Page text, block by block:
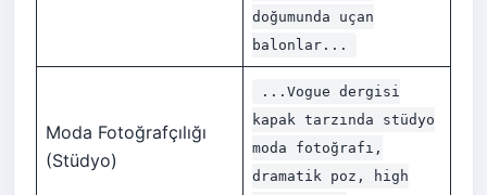
doğumunda uçan
balonlar...
Moda Fotoğrafçılığı
(Stüdyo)
...Vogue dergisi
kapak tarzında stüdyo
moda fotoğrafı,
dramatik poz, high